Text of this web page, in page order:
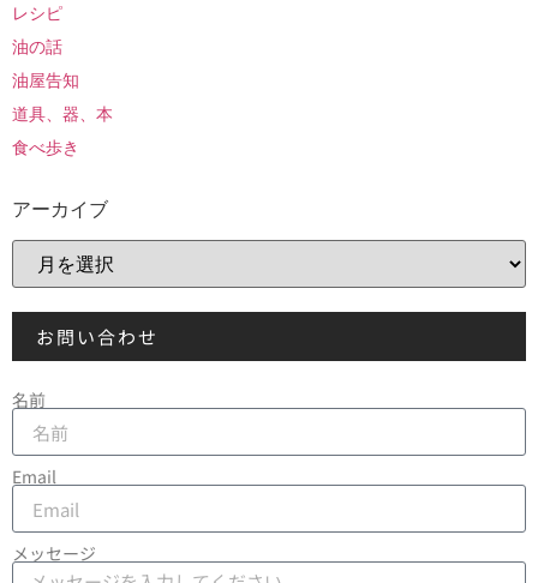
レシピ
油の話
油屋告知
道具、器、本
食べ歩き
アーカイブ
お問い合わせ
名前
Email
メッセージ